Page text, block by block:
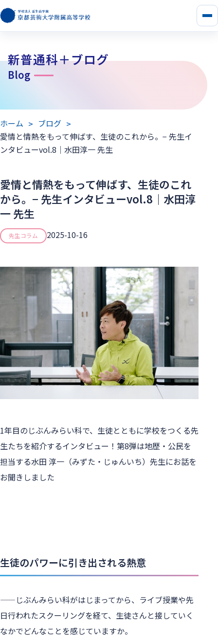
メ
ニ
く
新普通科＋ブログ
Blog
ホーム
ブログ
愛情と情熱をもって伸ばす、生徒のこれから。− 先生イ
ンタビューvol.8｜水田淳一 先生
愛情と情熱をもって伸ばす、生徒のこれ
から。− 先生インタビューvol.8｜水田淳
一 先生
先生コラム 2025-10-16
1年目のじぶんみらい科で、生徒とともに学校をつくる先
生たちを紹介するインタビュー！第8弾は地歴・公民を
担当する水田 淳一（みずた・じゅんいち）先生にお話を
お聞きしました
生徒のパワーに引き出される熱意
——じぶんみらい科がはじまってから、ライブ授業や先
日行われたスクーリングを経て、生徒さんと接していく
なかでどんなことを感じていますか。